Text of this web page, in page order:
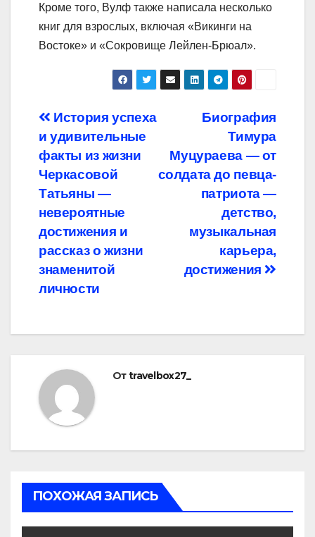
Кроме того, Вулф также написала несколько
книг для взрослых, включая «Викинги на
Востоке» и «Сокровище Лейлен-Брюал».
Навигация
по
записям
Биография
Тимура
Муцураева — от
солдата до певца-
патриота —
детство,
музыкальная
карьера,
достижения
История успеха
и удивительные
факты из жизни
Черкасовой
Татьяны —
невероятные
достижения и
рассказ о жизни
знаменитой
личности
Отtravelbox27_
ПОХОЖАЯ ЗАПИСЬ